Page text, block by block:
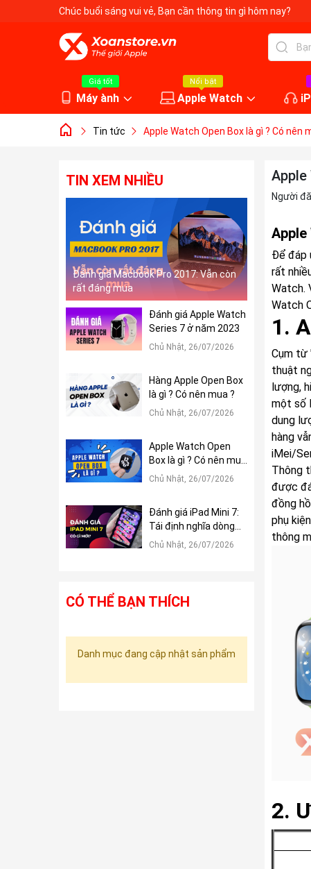
Chúc buổi sáng vui vẻ, Bạn cần thông tin gì hôm nay?
Giá tốt
Máy ành
Nổi bật
Apple Watch
Tin tức Apple Watch Open Box là gì ? Có nên
Apple
Người
Apple
Để đáp
rất
Watch.
Watch
1.
Cụm từ
thuật
lượng,
một số
dung
hàng
iMei/
Thông
được
đồng
phụ
thông
2.
TIN XEM NHIỀU
Đánh giá Macbook Pro 2017: Vẫn còn
rất đáng mua
Đánh giá Apple Watch
Series 7 ở năm 2023
Chủ Nhật, 26/07/2026
Hàng Apple Open Box
là gì ? Có nên mua ?
Chủ Nhật, 26/07/2026
Apple Watch Open
Box là gì ? Có nên mua
?
Chủ Nhật, 26/07/2026
Đánh giá iPad Mini 7:
Tái định nghĩa dòng
iPad Mini
Chủ Nhật, 26/07/2026
CÓ THỂ BẠN THÍCH
Danh mục đang cập nhật sản phẩm